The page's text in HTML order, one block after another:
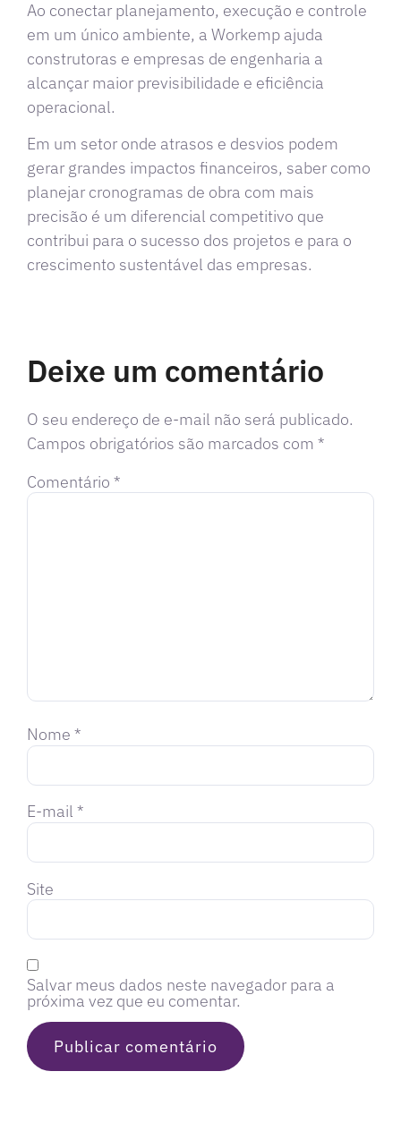
Ao conectar planejamento, execução e controle
em um único ambiente, a Workemp ajuda
construtoras e empresas de engenharia a
alcançar maior previsibilidade e eficiência
operacional.
Em um setor onde atrasos e desvios podem
gerar grandes impactos financeiros, saber como
planejar cronogramas de obra com mais
precisão é um diferencial competitivo que
contribui para o sucesso dos projetos e para o
crescimento sustentável das empresas.
Deixe um comentário
O seu endereço de e-mail não será publicado.
Campos obrigatórios são marcados com *
Comentário *
Nome *
E-mail *
Site
Salvar meus dados neste navegador para a
próxima vez que eu comentar.